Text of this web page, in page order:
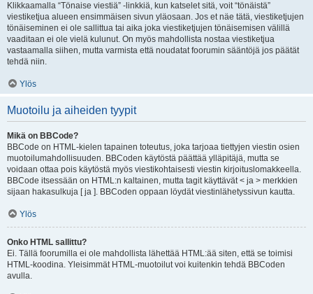
Klikkaamalla “Tönaise viestiä” -linkkiä, kun katselet sitä, voit “tönäistä”
viestiketjua alueen ensimmäisen sivun yläosaan. Jos et näe tätä, viestiketjujen
tönäiseminen ei ole sallittua tai aika joka viestiketjujen tönäisemisen välillä
vaaditaan ei ole vielä kulunut. On myös mahdollista nostaa viestiketjua
vastaamalla siihen, mutta varmista että noudatat foorumin sääntöjä jos päätät
tehdä niin.
Ylös
Muotoilu ja aiheiden tyypit
Mikä on BBCode?
BBCode on HTML-kielen tapainen toteutus, joka tarjoaa tiettyjen viestin osien
muotoilumahdollisuuden. BBCoden käytöstä päättää ylläpitäjä, mutta se
voidaan ottaa pois käytöstä myös viestikohtaisesti viestin kirjoituslomakkeella.
BBCode itsessään on HTML:n kaltainen, mutta tagit käyttävät < ja > merkkien
sijaan hakasulkuja [ ja ]. BBCoden oppaan löydät viestinlähetyssivun kautta.
Ylös
Onko HTML sallittu?
Ei. Tällä foorumilla ei ole mahdollista lähettää HTML:ää siten, että se toimisi
HTML-koodina. Yleisimmät HTML-muotoilut voi kuitenkin tehdä BBCoden
avulla.